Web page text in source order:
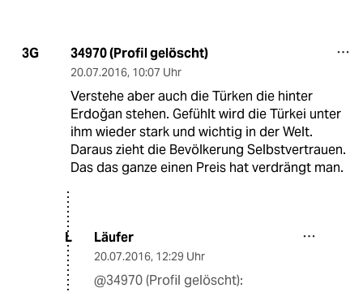
3G 34970 (Profil gelöscht)
20.07.2016, 10:07 Uhr
Verstehe aber auch die Türken die hinter
Erdoğan stehen. Gefühlt wird die Türkei unter
ihm wieder stark und wichtig in der Welt.
Daraus zieht die Bevölkerung Selbstvertrauen.
Das das ganze einen Preis hat verdrängt man.
L Läufer
20.07.2016, 12:29 Uhr
@34970 (Profil gelöscht):